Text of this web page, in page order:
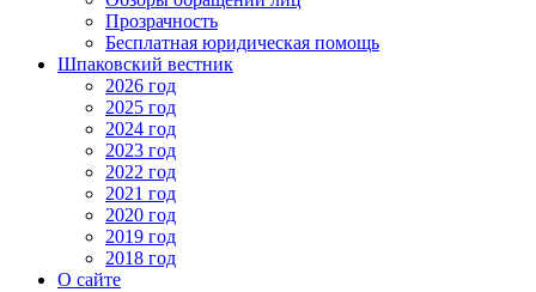
Прозрачность
Бесплатная юридическая помощь
Шпаковский вестник
2026 год
2025 год
2024 год
2023 год
2022 год
2021 год
2020 год
2019 год
2018 год
О сайте